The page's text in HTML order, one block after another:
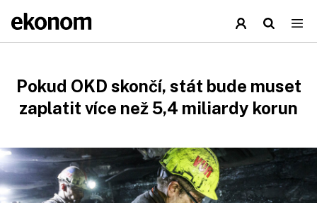
Pokud OKD skončí, stát bude muset
zaplatit více než 5,4 miliardy korun